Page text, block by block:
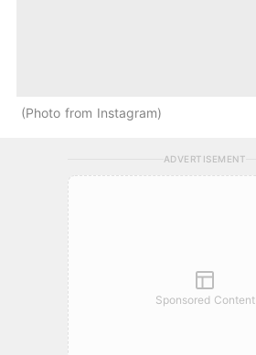
Photo from Instagram
ADVERTISEMENT
Sponsored Content